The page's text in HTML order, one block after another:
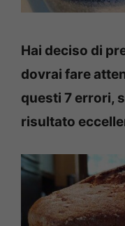
Hai deciso di
dovrai fare
questi 7 errori,
risultato